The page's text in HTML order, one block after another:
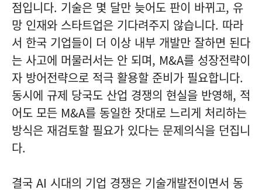
점입니다. 기술은 몇 달만 늦어도 판이 바뀌고, 유
망 인재와 스타트업은 기다려주지 않습니다. 따라
서 한국 기업들이 더 이상 내부 개발만 잘하면 된다
는 사고에 머물러서는 안 되며, M&A를 성장전략이
자 방어전략으로 적극 활용할 준비가 필요합니다.
동시에 규제 당국도 산업 경쟁의 현실을 반영해, 적
어도 모든 M&A를 동일한 잣대로 느리게 처리하는
방식은 재검토할 필요가 있다는 문제의식을 던집니
다.
결국 AI 시대의 기업 경쟁은 기술개발전이면서 동